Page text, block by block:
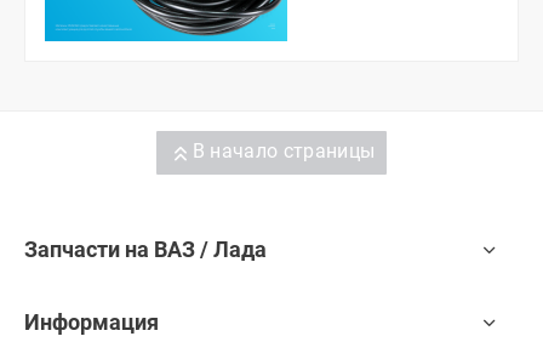
В начало страницы
Запчасти на ВАЗ / Лада
Информация